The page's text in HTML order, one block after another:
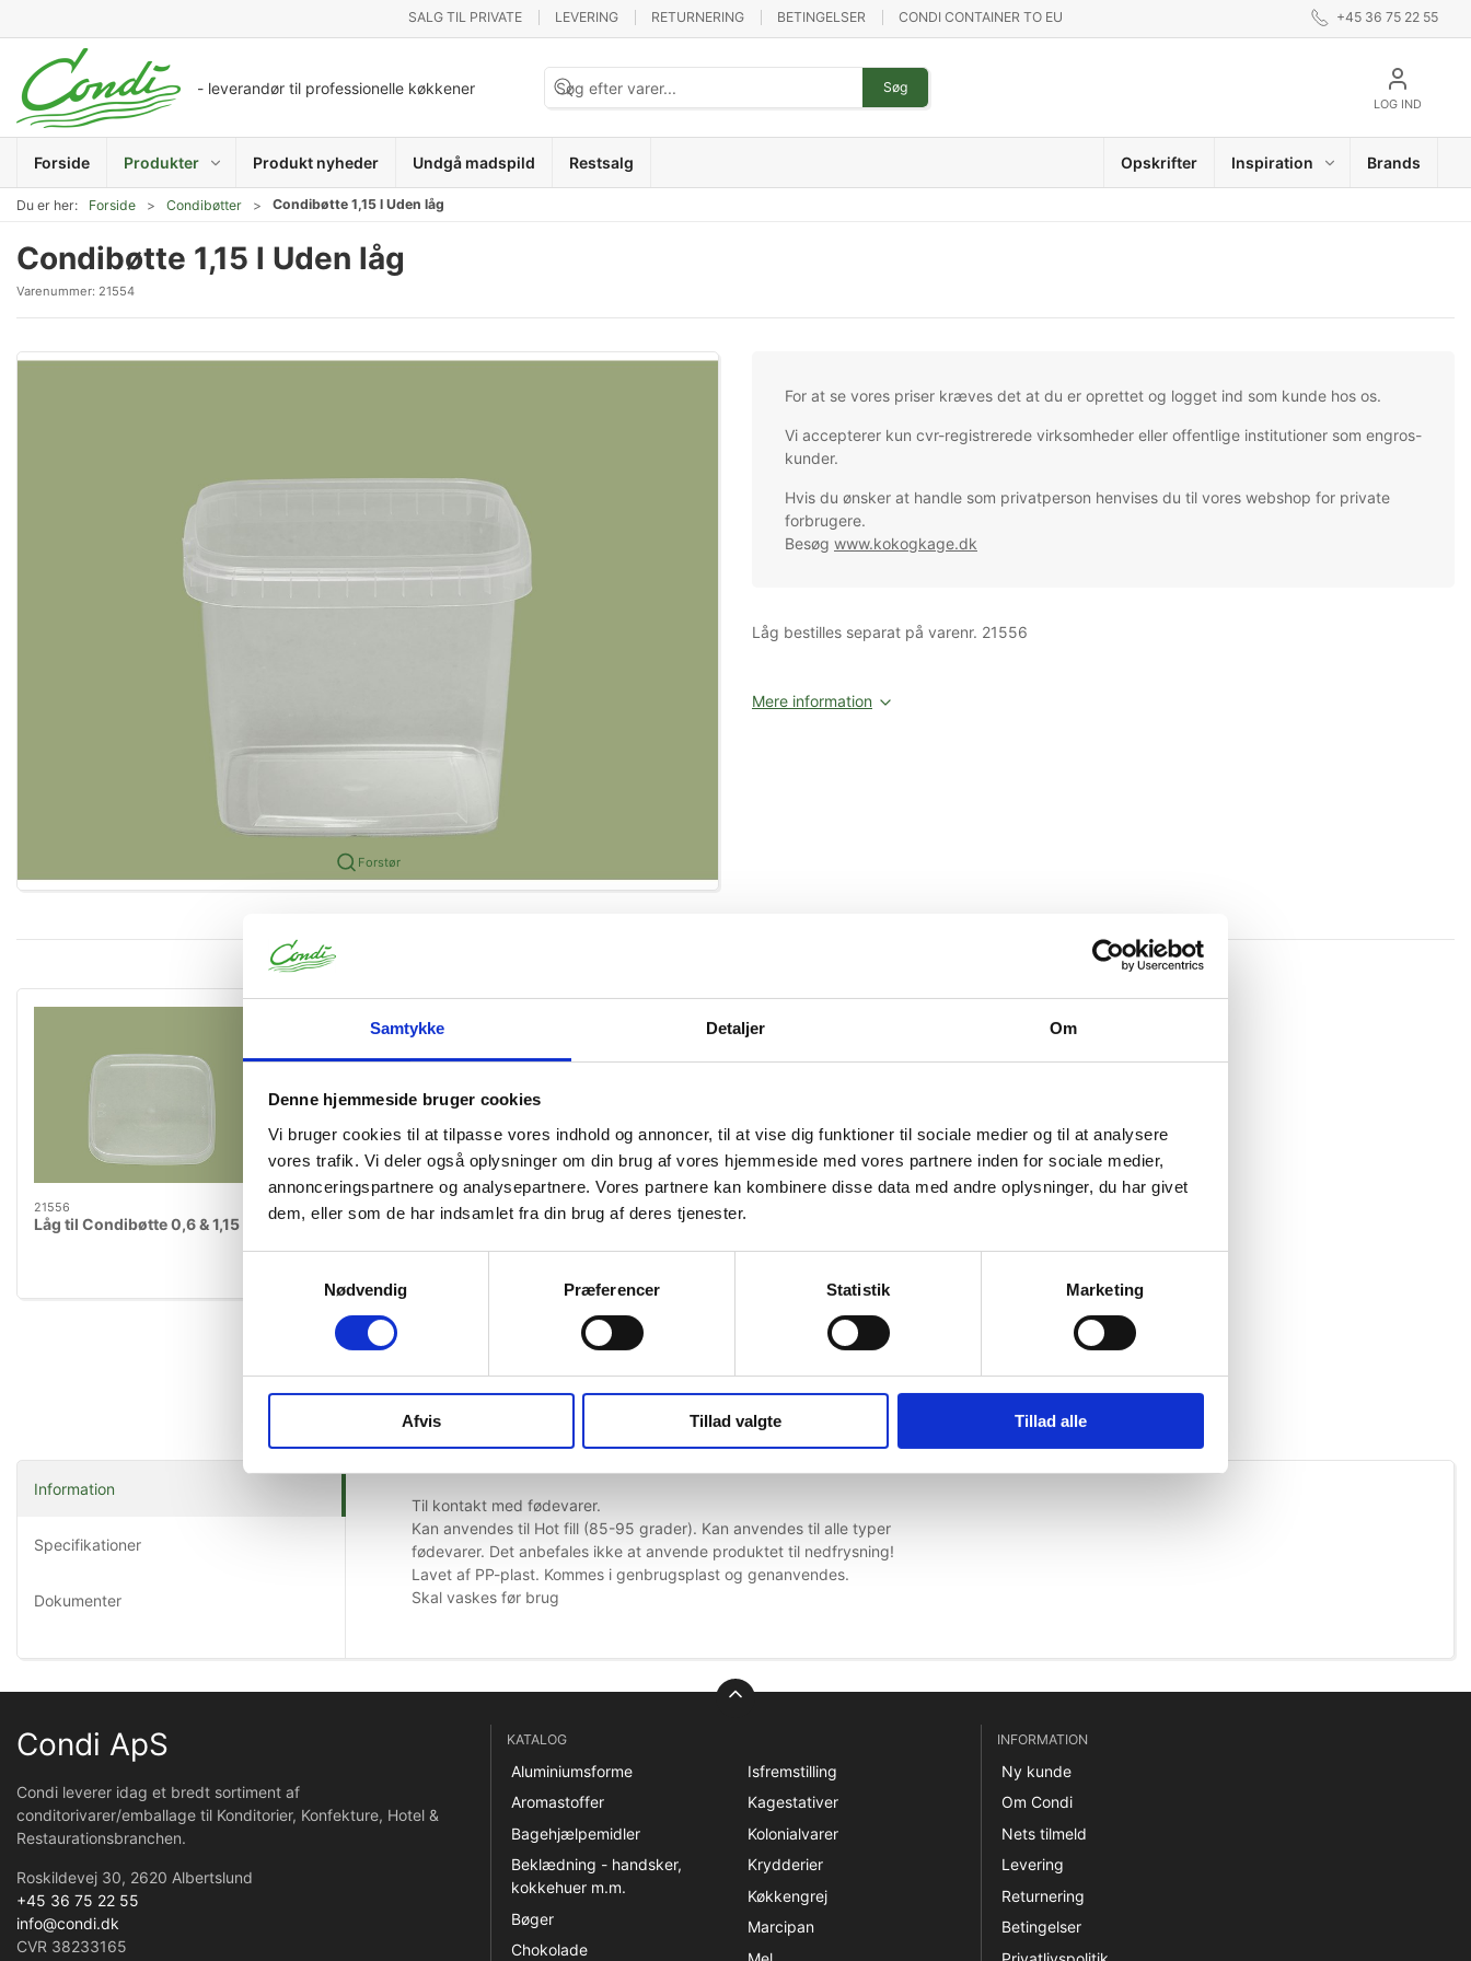
Samtykke Detaljer Om
Denne hjemmeside bruger cookies
Vi bruger cookies til at tilpasse vores indhold og annoncer, til at vise dig funktioner til sociale medier og til at analysere
vores trafik. Vi deler også oplysninger om din brug af vores hjemmeside med vores partnere inden for sociale medier,
annonceringspartnere og analysepartnere. Vores partnere kan kombinere disse data med andre oplysninger, du har givet
dem, eller som de har indsamlet fra din brug af deres tjenester.
Nødvendig
Præferencer Statistik Marketing
Afvis Tillad valgte Tillad alle
SALG TIL PRIVATE LEVERING RETURNERING BETINGELSER CONDI CONTAINER TO EU +45 36 75 22 55
- leverandør til professionelle køkkener Søg
LOG IND
Forside Produkter Produkt nyheder Undgå madspild Restsalg Opskrifter Inspiration Brands
Du er her: Forside Condibøtter Condibøtte 1,15 l Uden låg
Condibøtte 1,15 l Uden låg
Varenummer: 21554
Forstør
For at se vores priser kræves det at du er oprettet og logget ind som kunde hos os.
Vi accepterer kun cvr-registrerede virksomheder eller offentlige institutioner som engros-
kunder.
Hvis du ønsker at handle som privatperson henvises du til vores webshop for private
forbrugere.
Besøg www.kokogkage.dk
Låg bestilles separat på varenr. 21556
Mere information
21556
Låg til Condibøtte 0,6 & 1,15
21558
Condibøtte 0,6 l uden låg
20028
Bagepapir 10 x 10 cm, 1.500 stk
Information
Specifikationer
Dokumenter
Til kontakt med fødevarer.
Kan anvendes til Hot fill (85-95 grader). Kan anvendes til alle typer
fødevarer. Det anbefales ikke at anvende produktet til nedfrysning!
Lavet af PP-plast. Kommes i genbrugsplast og genanvendes.
Skal vaskes før brug
Condi ApS
Condi leverer idag et bredt sortiment af
conditorivarer/emballage til Konditorier, Konfekture, Hotel &
Restaurationsbranchen.
Roskildevej 30, 2620 Albertslund
+45 36 75 22 55
info@condi.dk
CVR 38233165
KATALOG
Aluminiumsforme
Aromastoffer
Bagehjælpemidler
Beklædning - handsker,
kokkehuer m.m.
Bøger
Chokolade
Isfremstilling
Kagestativer
Kolonialvarer
Krydderier
Køkkengrej
Marcipan
INFORMATION
Ny kunde
Om Condi
Nets tilmeld
Levering
Returnering
Betingelser